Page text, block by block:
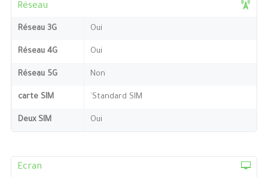
Réseau
Réseau 3G Oui
Réseau 4G Oui
Réseau 5G Non
carte SIM `Standard SIM
Deux SIM Oui
Ecran